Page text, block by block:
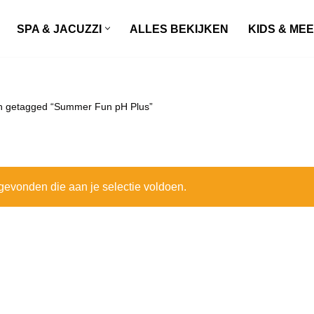
SPA & JACUZZI ALLES BEKIJKEN KIDS &
getagged “Summer Fun pH Plus”
die aan je selectie voldoen.